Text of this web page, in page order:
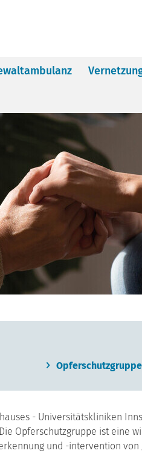
Opferschutzgruppe
- Universitätskliniken
Opferschutzgruppe ist eine
und -intervention